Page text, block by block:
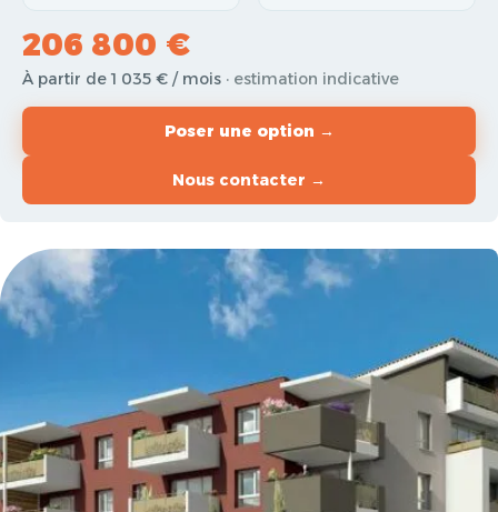
206 800 €
À partir de 1 035 € / mois · estimation indicative
Poser une option →
Nous contacter →